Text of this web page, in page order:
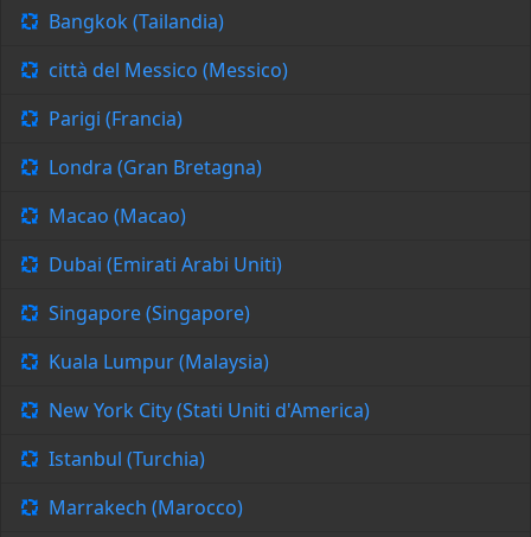
Bangkok (Tailandia)
città del Messico (Messico)
Parigi (Francia)
Londra (Gran Bretagna)
Macao (Macao)
Dubai (Emirati Arabi Uniti)
Singapore (Singapore)
Kuala Lumpur (Malaysia)
New York City (Stati Uniti d'America)
Istanbul (Turchia)
Marrakech (Marocco)